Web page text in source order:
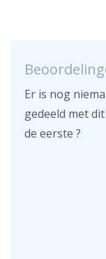
Er is nog
gedeeld met
de eerste ?